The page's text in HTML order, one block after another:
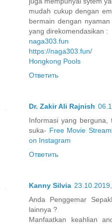
mudah cukup dengan
bermain dengan
yang direkomendasikan :
naga303.fun
https://naga303.fun/
Hongkong Pools
Ответить
Dr. Zakir Ali Rajnish
Informasi yang berguna,
suka- Free Movie
on Instagram
Ответить
Kanny Silvia
Anda Penggemar
lainnya ?
Manfaatkan keahlian